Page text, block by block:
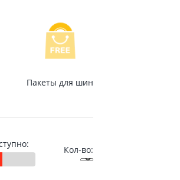
Пакеты для шин
Кол-во: